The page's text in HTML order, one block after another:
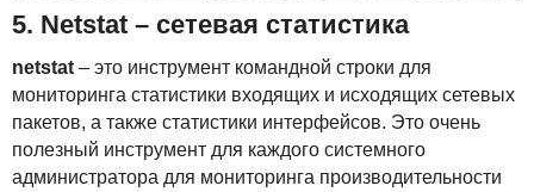
5. Netstat – сетевая статистика
netstat – это инструмент командной строки для
мониторинга статистики входящих и исходящих сетевых
пакетов, а также статистики интерфейсов. Это очень
полезный инструмент для каждого системного
администратора для мониторинга производительности